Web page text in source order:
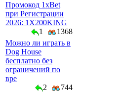
Промокод 1xBet
при Регистрации
2026: 1X200KING
1
1368
Можно ли играть в
Dog House
бесплатно без
ограничений по
вре
2
744